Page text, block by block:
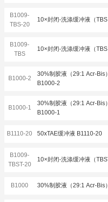
B1009-
TBS-20
10×封闭-洗涤缓冲液（
B1009-
TBS
10×封闭-洗涤缓冲液（
B1000-2
30%制胶液（29:1 Acr-Bis
B1000-2
B1000-1
30%制胶液（29:1 Acr-Bis
B1000-1
B1110-20 50xTAE缓冲液 B1110-20
B1009-
TBST-20
10×封闭-洗涤缓冲液（
B1000 30%制胶液（29:1 Acr-Bis